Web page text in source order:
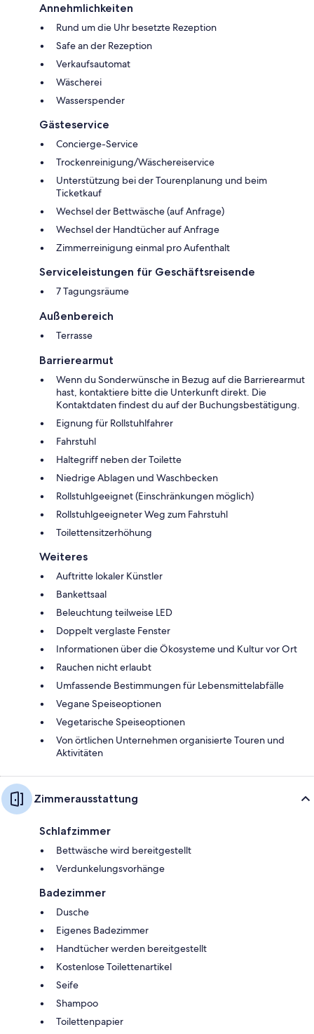
Annehmlichkeiten
Rund um die Uhr besetzte Rezeption
Safe an der Rezeption
Verkaufsautomat
Wäscherei
Wasserspender
Gästeservice
Concierge-Service
Trockenreinigung/Wäschereiservice
Unterstützung bei der Tourenplanung und beim
Ticketkauf
Wechsel der Bettwäsche (auf Anfrage)
Wechsel der Handtücher auf Anfrage
Zimmerreinigung einmal pro Aufenthalt
Serviceleistungen für Geschäftsreisende
7 Tagungsräume
Außenbereich
Terrasse
Barrierearmut
Wenn du Sonderwünsche in Bezug auf die Barrierearmut
hast, kontaktiere bitte die Unterkunft direkt. Die
Kontaktdaten findest du auf der Buchungsbestätigung.
Eignung für Rollstuhlfahrer
Fahrstuhl
Haltegriff neben der Toilette
Niedrige Ablagen und Waschbecken
Rollstuhlgeeignet (Einschränkungen möglich)
Rollstuhlgeeigneter Weg zum Fahrstuhl
Toilettensitzerhöhung
Weiteres
Auftritte lokaler Künstler
Bankettsaal
Beleuchtung teilweise LED
Doppelt verglaste Fenster
Informationen über die Ökosysteme und Kultur vor Ort
Rauchen nicht erlaubt
Umfassende Bestimmungen für Lebensmittelabfälle
Vegane Speiseoptionen
Vegetarische Speiseoptionen
Von örtlichen Unternehmen organisierte Touren und
Aktivitäten
Zimmerausstattung
Schlafzimmer
Bettwäsche wird bereitgestellt
Verdunkelungsvorhänge
Badezimmer
Dusche
Eigenes Badezimmer
Handtücher werden bereitgestellt
Kostenlose Toilettenartikel
Seife
Shampoo
Toilettenpapier